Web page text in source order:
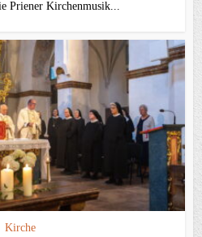
Priener Kirchenmusik...
Kirche